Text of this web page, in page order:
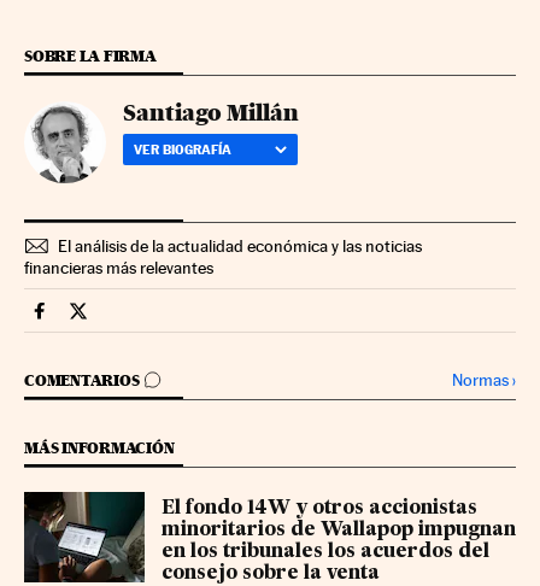
SOBRE LA FIRMA
Santiago Millán
VER BIOGRAFÍA
El análisis de la actualidad económica y las noticias
financieras más relevantes
Companias Cinco Días en Facebook
Companias Cinco Días en Twitter
COMENTARIOS
IR A LOS COMENTARIOS Normas›
MÁS INFORMACIÓN
El fondo 14W y otros accionistas
minoritarios de Wallapop impugnan
en los tribunales los acuerdos del
consejo sobre la venta